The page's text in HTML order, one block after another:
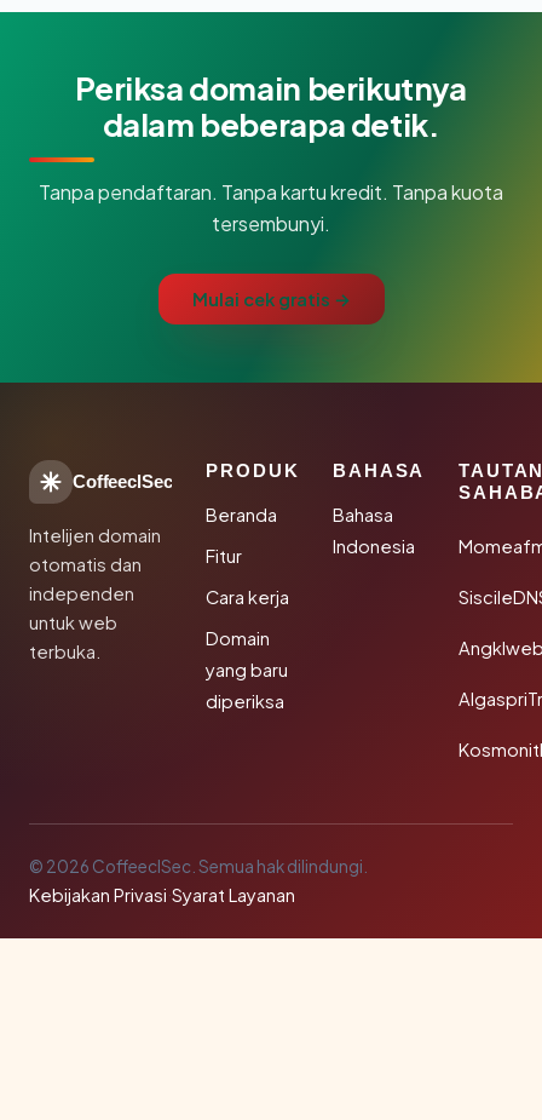
Periksa domain berikutnya
dalam beberapa detik.
Tanpa pendaftaran. Tanpa kartu kredit. Tanpa kuota
tersembunyi.
Mulai cek gratis →
CoffeeclSec
Intelijen domain
otomatis dan
independen
untuk web
terbuka.
PRODUK
Beranda
Fitur
Cara kerja
Domain
yang baru
diperiksa
BAHASA
Bahasa
Indonesia
© 2026 CoffeeclSec. Semua hak dilindungi.
Kebijakan Privasi·Syarat Layanan